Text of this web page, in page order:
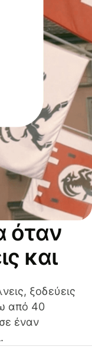
όταν
και
ξοδεύεις
από 40
έναν